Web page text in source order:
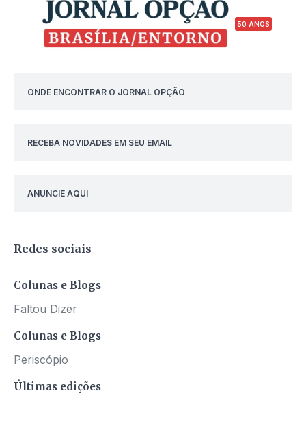
50 ANOS
ONDE ENCONTRAR O JORNAL OPÇÃO
RECEBA NOVIDADES EM SEU EMAIL
ANUNCIE AQUI
Redes sociais
Colunas e Blogs
Faltou Dizer
Colunas e Blogs
Periscópio
Últimas edições